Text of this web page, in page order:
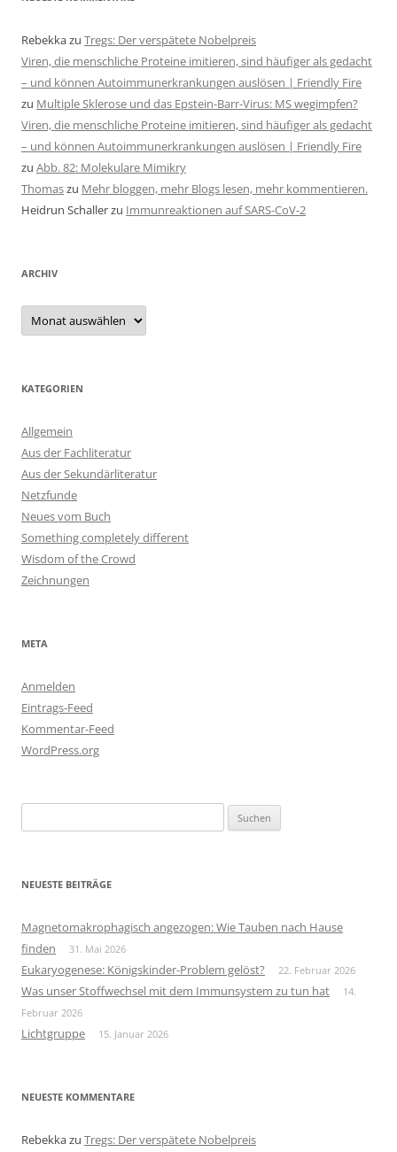
Rebekkazu Tregs: Der verspätete Nobelpreis
Viren, die menschliche Proteine imitieren, sind häufiger als gedacht
– und können Autoimmunerkrankungen auslösen | Friendly Fire
zu Multiple Sklerose und das Epstein-Barr-Virus: MS wegimpfen?
Viren, die menschliche Proteine imitieren, sind häufiger als gedacht
– und können Autoimmunerkrankungen auslösen | Friendly Fire
zu Abb. 82: Molekulare Mimikry
Thomaszu Mehr bloggen, mehr Blogs lesen, mehr kommentieren.
Heidrun Schallerzu Immunreaktionen auf SARS-CoV-2
ARCHIV
Archiv
KATEGORIEN
Allgemein
Aus der Fachliteratur
Aus der Sekundärliteratur
Netzfunde
Neues vom Buch
Something completely different
Wisdom of the Crowd
Zeichnungen
META
Anmelden
Eintrags-Feed
Kommentar-Feed
WordPress.org
nach:
NEUESTE BEITRÄGE
Magnetomakrophagisch angezogen: Wie Tauben nach Hause
finden
31. Mai 2026
Eukaryogenese: Königskinder-Problem gelöst? 22. Februar 2026
Was unser Stoffwechsel mit dem Immunsystem zu tun hat
14.
Februar 2026
Lichtgruppe 15. Januar 2026
NEUESTE KOMMENTARE
Rebekkazu Tregs: Der verspätete Nobelpreis